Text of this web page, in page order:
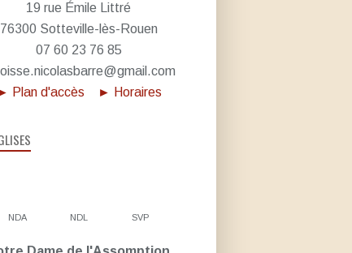
19 rue Émile Littré
76300 Sotteville-lès-Rouen
07 60 23 76 85
Plan d'accès
► Horaires
NDA NDL SVP